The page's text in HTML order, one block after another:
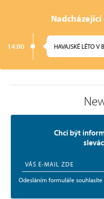
Nadcházející
14:00 HAVAJSKÉ LÉTO
Chci být
Odesláním formuláře souhlasíte